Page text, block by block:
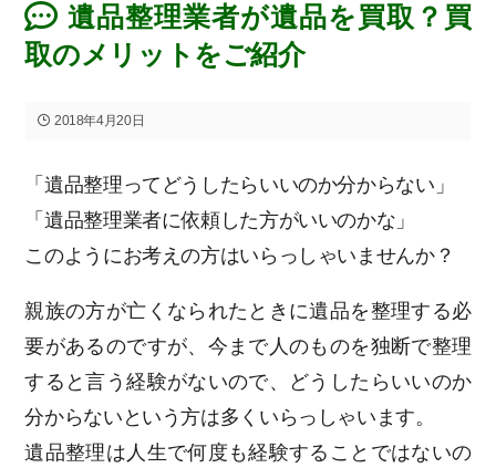
遺品整理業者が遺品を買取？買
取のメリットをご紹介
2018年4月20日
「遺品整理ってどうしたらいいのか分からない」
「遺品整理業者に依頼した方がいいのかな」
このようにお考えの方はいらっしゃいませんか？
親族の方が亡くなられたときに遺品を整理する必
要があるのですが、今まで人のものを独断で整理
すると言う経験がないので、どうしたらいいのか
分からないという方は多くいらっしゃいます。
遺品整理は人生で何度も経験することではないの